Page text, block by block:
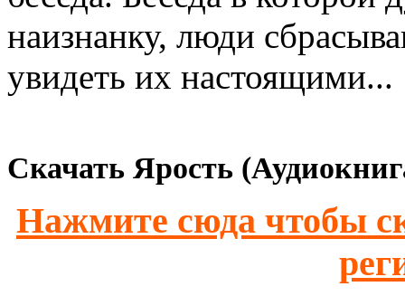
наизнанку, люди
увидеть их настоящими...
Скачать Ярость
Нажмите сюда чтобы